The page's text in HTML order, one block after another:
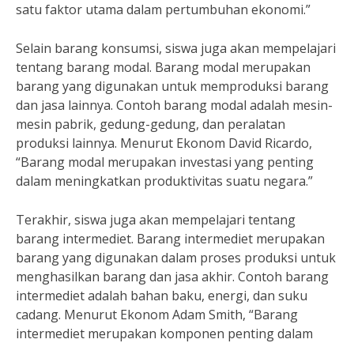
satu faktor utama dalam pertumbuhan ekonomi.”
Selain barang konsumsi, siswa juga akan mempelajari
tentang barang modal. Barang modal merupakan
barang yang digunakan untuk memproduksi barang
dan jasa lainnya. Contoh barang modal adalah mesin-
mesin pabrik, gedung-gedung, dan peralatan
produksi lainnya. Menurut Ekonom David Ricardo,
“Barang modal merupakan investasi yang penting
dalam meningkatkan produktivitas suatu negara.”
Terakhir, siswa juga akan mempelajari tentang
barang intermediet. Barang intermediet merupakan
barang yang digunakan dalam proses produksi untuk
menghasilkan barang dan jasa akhir. Contoh barang
intermediet adalah bahan baku, energi, dan suku
cadang. Menurut Ekonom Adam Smith, “Barang
intermediet merupakan komponen penting dalam